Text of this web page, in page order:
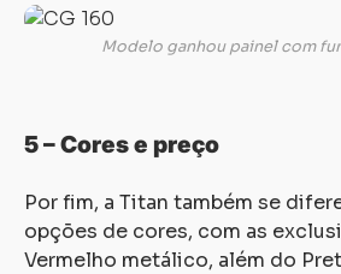
Modelo ganhou painel com
5 – Cores e preço
Por fim, a Titan também se
opções de cores, com as
Vermelho metálico, além do